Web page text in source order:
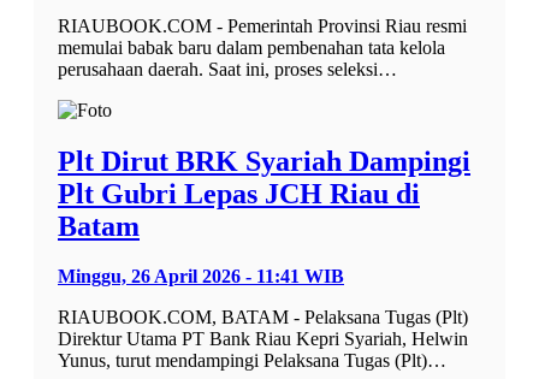
RIAUBOOK.COM - Pemerintah Provinsi Riau resmi
memulai babak baru dalam pembenahan tata kelola
perusahaan daerah. Saat ini, proses seleksi…
Plt Dirut BRK Syariah Dampingi
Plt Gubri Lepas JCH Riau di
Batam
Minggu, 26 April 2026 - 11:41 WIB
RIAUBOOK.COM, BATAM - Pelaksana Tugas (Plt)
Direktur Utama PT Bank Riau Kepri Syariah, Helwin
Yunus, turut mendampingi Pelaksana Tugas (Plt)…